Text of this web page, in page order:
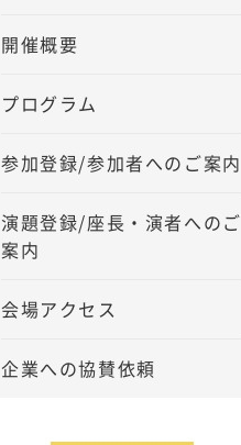
開催概要
プログラム
参加登録/参加者へのご案内
演題登録/座長・演者へのご
案内
会場アクセス
企業への協賛依頼